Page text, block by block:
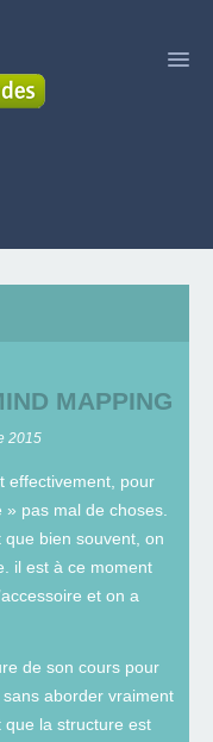
MAPPING
2015
effectivement, pour
pas mal de choses.
que bien souvent, on
il est à ce moment
et on a
de son cours pour
aborder vraiment
la structure est